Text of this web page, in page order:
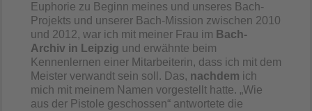
Euphorie zu Beginn meines und unseres Bach-
Projekts und unserer Bach-Mission zwischen 2010
und 2012, war ich mit meiner Frau im Bach-
Archiv in Leipzig und erwähnte beim
Kennenlernen einer Mitarbeiterin, dass ich mit dem
Meister verwandt sein soll. Das, nachdem ich
mich mit meinem Namen vorgestellt hatte. „Wie
aus der Pistole geschossen“ antwortete die